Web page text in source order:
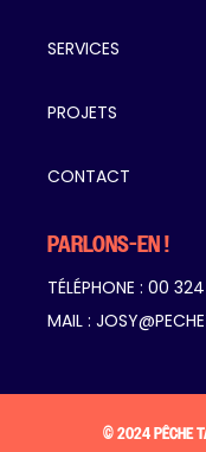
SERVICES
PROJETS
CONTACT
PARLONS-EN !
TÉLÉPHONE : 00 324
MAIL :
© 2024 PÊCHE